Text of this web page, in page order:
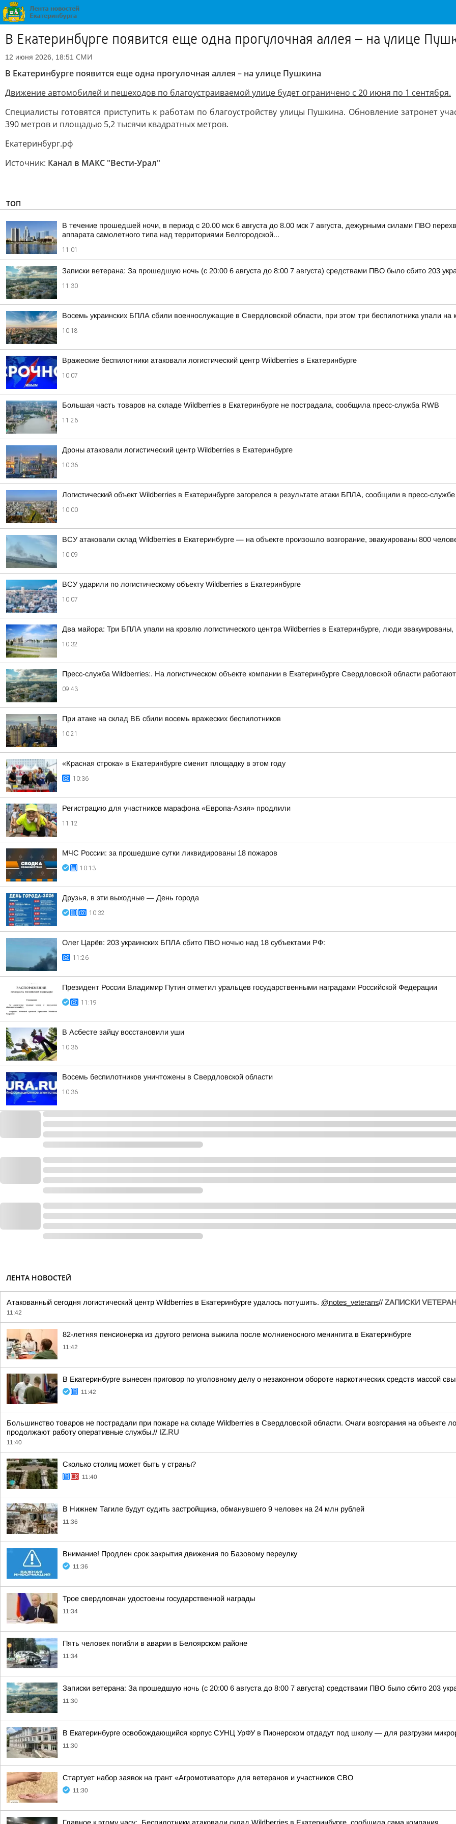
В Екатеринбурге появится еще одна прогулочная аллея – на улице
12 июня 2026, 18:51 СМИ
В Екатеринбурге появится еще одна прогулочная аллея – на улице Пушкина
Движение автомобилей и пешеходов по благоустраиваемой улице будет ограничено с 20 июня по 1 сентября.
Специалисты готовятся приступить к работам по благоустройству улицы Пушкина. Обновление затронет
390 метров и площадью 5,2 тысячи квадратных метров.
Екатеринбург.pф
Источник: Канал в МАКС "Вести-Урал"
ТОП
В течение прошедшей ночи, в период с 20.00 мск 6 августа до 8.00 мск 7 августа, дежурными силами ПВО
аппарата самолетного типа над территориями Белгородской...
11:01
Записки ветерана: За прошедшую ночь (с 20:00 6 августа до 8:00 7 августа) средствами ПВО было сбито 203
11:30
Восемь украинских БПЛА сбили военнослужащие в Свердловской области, при этом три беспилотника упали
10:18
Вражеские беспилотники атаковали логистический центр Wildberries в Екатеринбурге
10:07
Большая часть товаров на складе Wildberries в Екатеринбурге не пострадала, сообщила пресс-служба RWB
11:26
Дроны атаковали логистический центр Wildberries в Екатеринбурге
10:36
Логистический объект Wildberries в Екатеринбурге загорелся в результате атаки БПЛА, сообщили в пресс-
10:00
ВСУ атаковали склад Wildberries в Екатеринбурге — на объекте произошло возгорание, эвакуированы 800
10:09
ВСУ ударили по логистическому объекту Wildberries в Екатеринбурге
10:07
Два майора: Три БПЛА упали на кровлю логистического центра Wildberries в Екатеринбурге, люди
10:32
Пресс-служба Wildberries:. На логистическом объекте компании в Екатеринбурге Свердловской области
09:43
При атаке на склад ВБ сбили восемь вражеских беспилотников
10:21
«Красная строка» в Екатеринбурге сменит площадку в этом году
10:36
Регистрацию для участников марафона «Европа-Азия» продлили
11:12
МЧС России: за прошедшие сутки ликвидированы 18 пожаров
10:13
Друзья, в эти выходные — День города
10:32
Олег Царёв: 203 украинских БПЛА сбито ПВО ночью над 18 субъектами РФ:
11:26
Президент России Владимир Путин отметил уральцев государственными наградами Российской Федерации
11:19
В Асбесте зайцу восстановили уши
10:36
Восемь беспилотников уничтожены в Свердловской области
10:36
ЛЕНТА НОВОСТЕЙ
Атакованный сегодня логистический центр Wildberries в Екатеринбурге удалось потушить. @notes_veterans// ZАПИСКИ
11:42
82-летняя пенсионерка из другого региона выжила после молниеносного менингита в Екатеринбурге
11:42
В Екатеринбурге вынесен приговор по уголовному делу о незаконном обороте наркотических средств массой
11:42
Большинство товаров не пострадали при пожаре на складе Wildberries в Свердловской области. Очаги возгорания на объекте
продолжают работу оперативные службы.// IZ.RU
11:40
Сколько столиц может быть у страны?
11:40
В Нижнем Тагиле будут судить застройщика, обманувшего 9 человек на 24 млн рублей
11:36
Внимание! Продлен срок закрытия движения по Базовому переулку
11:36
Трое свердловчан удостоены государственной награды
11:34
Пять человек погибли в аварии в Белоярском районе
11:34
Записки ветерана: За прошедшую ночь (с 20:00 6 августа до 8:00 7 августа) средствами ПВО было сбито 203
11:30
В Екатеринбурге освобождающийся корпус СУНЦ УрФУ в Пионерском отдадут под школу — для разгрузки
11:30
Стартует набор заявок на грант «Агромотиватор» для ветеранов и участников СВО
11:30